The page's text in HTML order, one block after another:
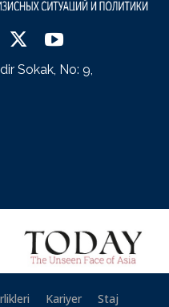
Sokak, No: 9,
Kariyer
Staj